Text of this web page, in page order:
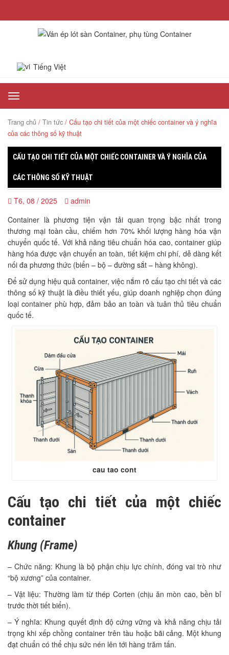
Tiếng Việt
Toggle
navigation
Trang chủ / Tin tức / Cấu tạo chi tiết của một chiếc container và ý nghĩa
của các thông số kỹ thuật
CẤU TẠO CHI TIẾT CỦA MỘT CHIẾC CONTAINER VÀ Ý NGHĨA CỦA
CÁC THÔNG SỐ KỸ THUẬT
T6, 08 / 2025
admin
Container là phương tiện vận tải quan trọng bậc nhất trong
thương mại toàn cầu, chiếm hơn 70% khối lượng hàng hóa vận
chuyển quốc tế. Với khả năng tiêu chuẩn hóa cao, container giúp
hàng hóa được vận chuyển an toàn, tiết kiệm chi phí, dễ dàng kết
nối đa phương thức (biển – bộ – đường sắt – hàng không).
Để sử dụng hiệu quả container, việc nắm rõ cấu tạo chi tiết và các
thông số kỹ thuật là điều thiết yếu, giúp doanh nghiệp chọn đúng
loại container phù hợp, đảm bảo an toàn và tuân thủ tiêu chuẩn
quốc tế.
cau tao cont
Cấu tạo chi tiết của một chiếc
container
Khung (Frame)
– Chức năng: Khung là bộ phận chịu lực chính, đóng vai trò như
“bộ xương” của container.
– Vật liệu: Thường làm từ thép Corten (chịu ăn mòn cao, bền bỉ
trước thời tiết biển).
– Ý nghĩa: Khung quyết định độ cứng vững và khả năng chịu tải
trọng khi xếp chồng container trên tàu hoặc bãi cảng. Một khung
đạt chuẩn có thể chịu sức nén lên tới hàng trăm tấn.